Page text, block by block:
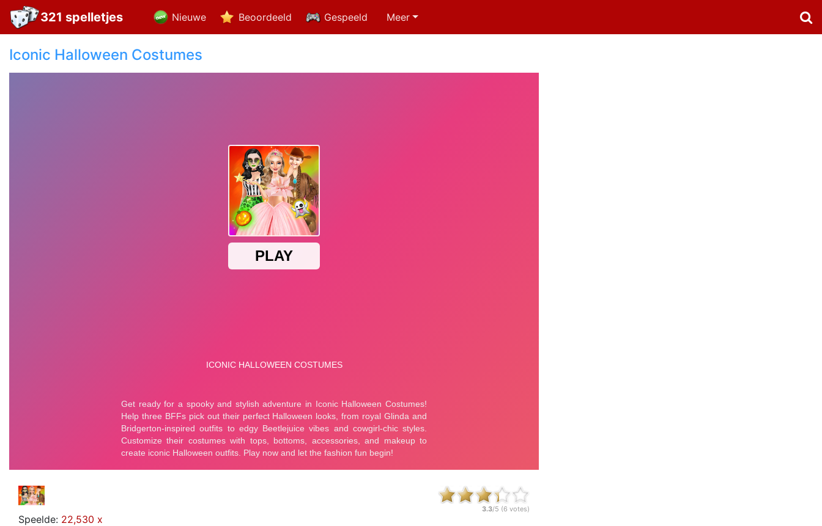
321 spelletjes Nieuwe Beoordeeld Gespeeld Meer
Iconic Halloween Costumes
Speelde: 22,530 x
3.3/5 (6 votes)